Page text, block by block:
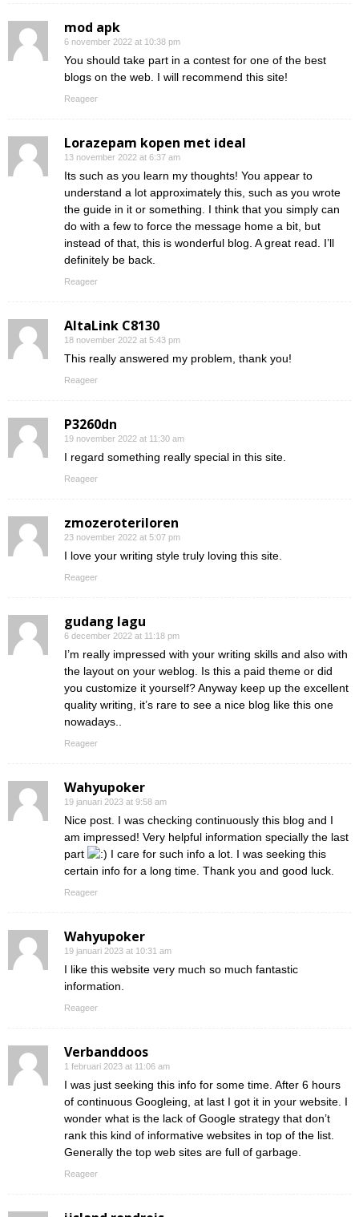
mod apk
6 november 2022 at 10:38 pm
You should take part in a contest for one of the best
blogs on the web. I will recommend this site!
Reageer
Lorazepam kopen met ideal
13 november 2022 at 6:37 am
Its such as you learn my thoughts! You appear to
understand a lot approximately this, such as you wrote
the guide in it or something. I think that you simply can
do with a few to force the message home a bit, but
instead of that, this is wonderful blog. A great read. I’ll
definitely be back.
Reageer
AltaLink C8130
18 november 2022 at 5:43 pm
This really answered my problem, thank you!
Reageer
P3260dn
19 november 2022 at 11:30 am
I regard something really special in this site.
Reageer
zmozeroteriloren
23 november 2022 at 5:07 pm
I love your writing style truly loving this site.
Reageer
gudang lagu
6 december 2022 at 11:18 pm
I’m really impressed with your writing skills and also with
the layout on your weblog. Is this a paid theme or did
you customize it yourself? Anyway keep up the excellent
quality writing, it’s rare to see a nice blog like this one
nowadays..
Reageer
Wahyupoker
19 januari 2023 at 9:58 am
Nice post. I was checking continuously this blog and I
am impressed! Very helpful information specially the last
part
I care for such info a lot. I was seeking this
certain info for a long time. Thank you and good luck.
Reageer
Wahyupoker
19 januari 2023 at 10:31 am
I like this website very much so much fantastic
information.
Reageer
Verbanddoos
1 februari 2023 at 11:06 am
I was just seeking this info for some time. After 6 hours
of continuous Googleing, at last I got it in your website. I
wonder what is the lack of Google strategy that don’t
rank this kind of informative websites in top of the list.
Generally the top web sites are full of garbage.
Reageer